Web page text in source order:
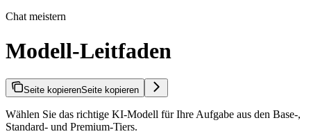
Chat meistern
Modell-Leitfaden
Seite kopierenSeite kopieren
Wählen Sie das richtige KI-Modell für Ihre Aufgabe aus den Base-,
Standard- und Premium-Tiers.